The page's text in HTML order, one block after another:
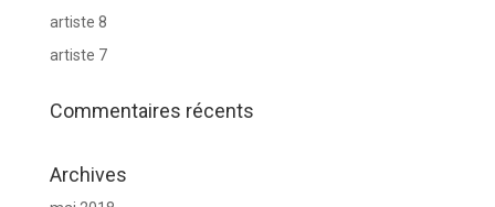
artiste 8
artiste 7
Commentaires récents
Archives